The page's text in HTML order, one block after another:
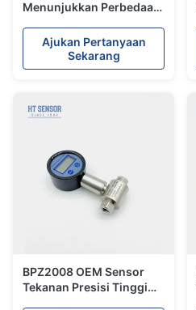
Menunjukkan Perbedaan
Tekanan Positif dan
Negatif
Ajukan Pertanyaan
Sekarang
BPZ2008 OEM Sensor
Tekanan Presisi Tinggi